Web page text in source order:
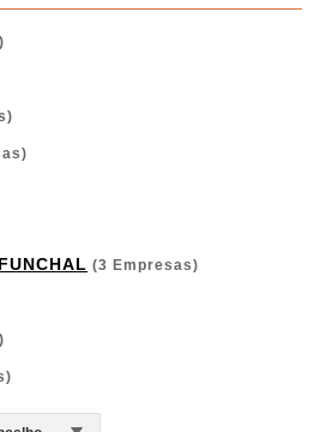
(3 Empresas)